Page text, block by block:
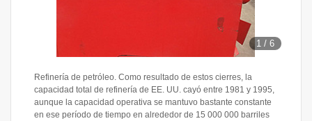
1 /6
Refinería de petróleo. Como resultado de estos cierres, la
capacidad total de refinería de EE. UU. cayó entre 1981 y 1995,
aunque la capacidad operativa se mantuvo bastante constante
en ese período de tiempo en alrededor de 15 000 000 barriles